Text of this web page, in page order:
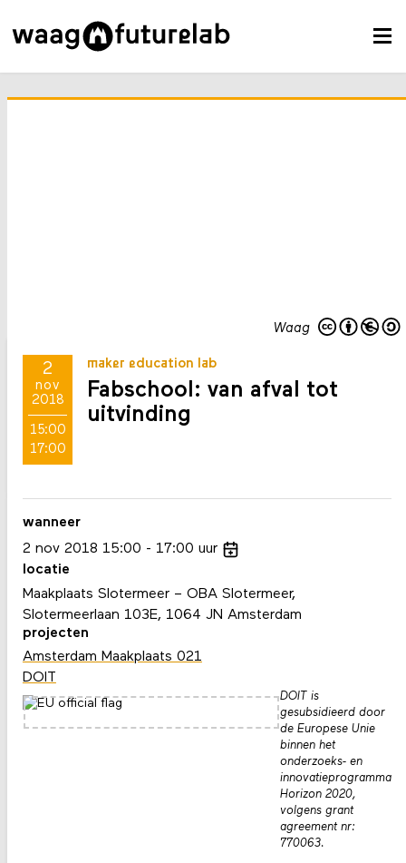
Waag
2
nov
2018
15:00
17:00
maker education lab
Fabschool: van afval tot
uitvinding
wanneer
2 nov 2018 15:00 17:00 uur
locatie
Maakplaats Slotermeer – OBA Slotermeer,
Slotermeerlaan 103E, 1064 JN Amsterdam
projecten
Amsterdam Maakplaats 021
DOIT
DOIT is
gesubsidieerd door
de Europese Unie
binnen het
onderzoeks- en
innovatieprogramma
Horizon 2020,
volgens grant
agreement nr:
770063.